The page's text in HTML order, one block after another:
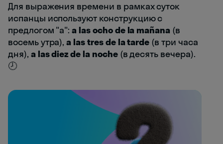
Для выражения времени в рамках суток
испанцы используют конструкцию с
предлогом "a":a las ocho de la mañana (в
восемь утра),a las tres de la tarde (в три часа
дня), a las diez de la noche(в десять вечера).
🕗